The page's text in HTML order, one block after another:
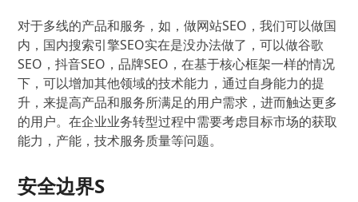
对于多线的产品和服务，如，做网站SEO，我们可以做国
内，国内搜索引擎SEO实在是没办法做了，可以做谷歌
SEO，抖音SEO，品牌SEO，在基于核心框架一样的情况
下，可以增加其他领域的技术能力，通过自身能力的提
升，来提高产品和服务所满足的用户需求，进而触达更多
的用户。在企业业务转型过程中需要考虑目标市场的获取
能力，产能，技术服务质量等问题。
安全边界S